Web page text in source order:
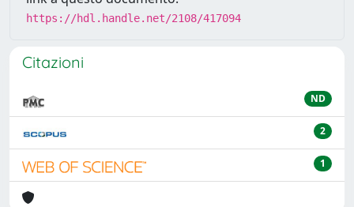
https://hdl.handle.net/2108/417094
Citazioni
ND
2
1